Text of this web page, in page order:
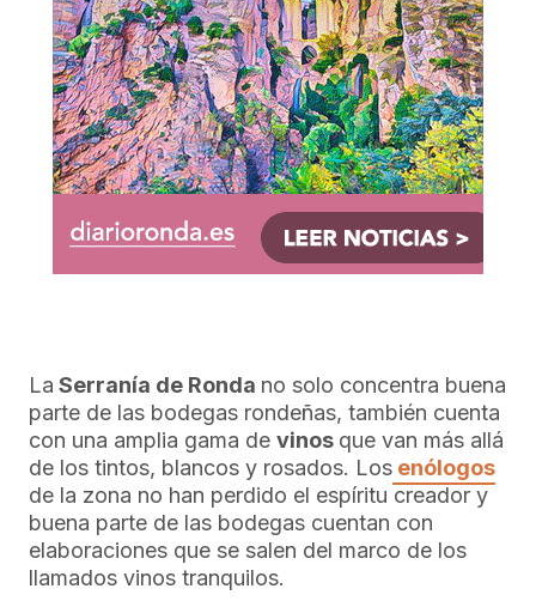
La Serranía de Ronda no solo concentra buena
parte de las bodegas rondeñas, también cuenta
con una amplia gama de vinos que van más allá
de los tintos, blancos y rosados. Los enólogos
de la zona no han perdido el espíritu creador y
buena parte de las bodegas cuentan con
elaboraciones que se salen del marco de los
llamados vinos tranquilos.